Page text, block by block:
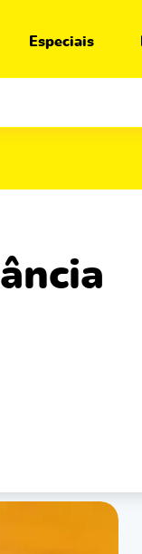
Especiais